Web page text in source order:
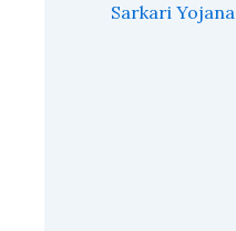
Sarkari Yojana